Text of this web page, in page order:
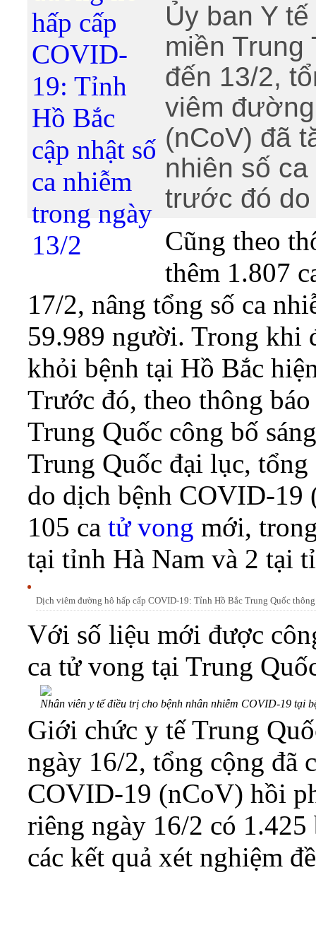
Ủy ban Y
miền Trung
đến 13/2,
viêm
(nCoV) đã
nhiên số
trước đó
Cũng theo
thêm 1.807
17/2, nâng tổng số ca
59.989 người. Trong khi
khỏi bệnh tại Hồ Bắc
Trước đó, theo thông
Trung Quốc công bố
Trung Quốc đại lục,
do dịch bệnh COVID-19
105 ca tử vong mới,
tại tỉnh Hà Nam và 2 tại
Dịch viêm đường hô hấp cấp COVID-19: Tỉnh Hồ Bắc Trung Quốc
Với số liệu mới được
ca tử vong tại Trung
Nhân viên y tế điều trị cho bệnh nhân nhiễm COVID-19 tại
Giới chức y tế Trung
ngày 16/2, tổng cộng đã
COVID-19 (nCoV) hồi
riêng ngày 16/2 có
các kết quả xét nghiệm